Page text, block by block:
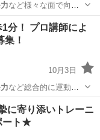
など様々な面で向上
BREAKIN
分！ プロ講師によ
！
10月3日
など総合的に運動神
寄り添いトレーニ
ート★